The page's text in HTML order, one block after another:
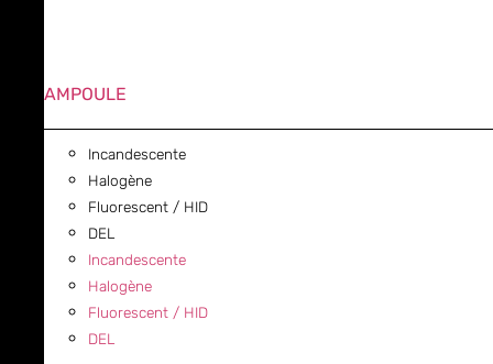
AMPOULE
Incandescente
Halogène
Fluorescent / HID
DEL
Incandescente
Halogène
Fluorescent / HID
DEL